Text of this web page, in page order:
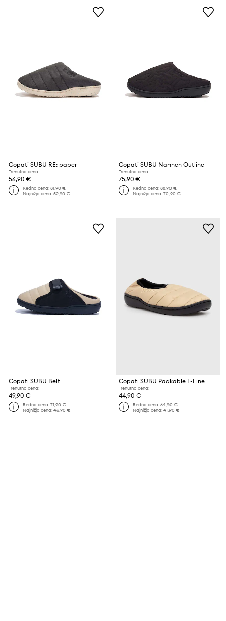
Copati SUBU RE: paper
Trenutna cena:
56,90 €
Redna cena:81,90 €
Najnižja cena:52,90 €
Copati SUBU Nannen Outline
Trenutna cena:
75,90 €
Redna cena:88,90 €
Najnižja cena:70,90 €
Copati SUBU Belt
Trenutna cena:
49,90 €
Redna cena:71,90 €
Najnižja cena:46,90 €
Copati SUBU Packable F-Line
Trenutna cena:
44,90 €
Redna cena:64,90 €
Najnižja cena:41,90 €